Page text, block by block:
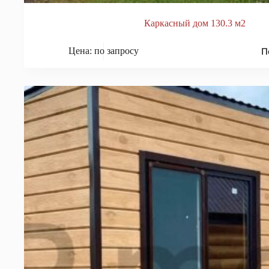
Каркасный дом 130.3 м2
Цена: по запросу